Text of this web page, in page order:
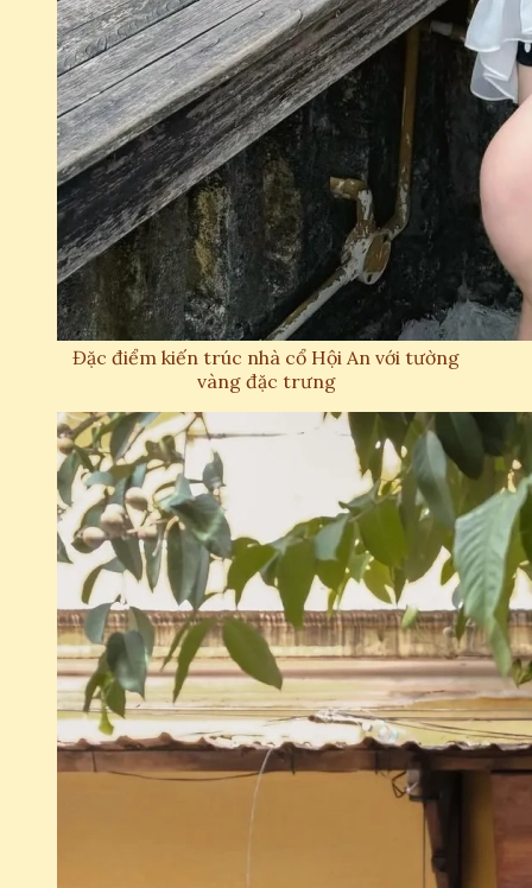
Đặc điểm kiến trúc nhà cổ Hội An với tường
vàng đặc trưng